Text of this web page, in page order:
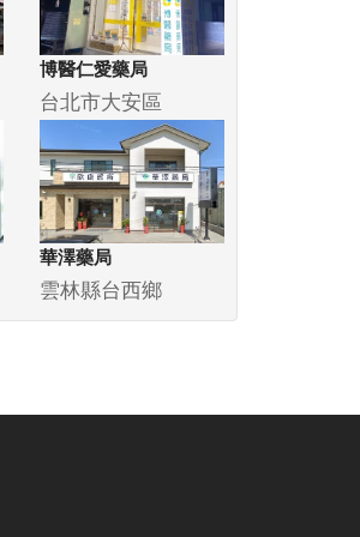
博醫仁愛藥局
台北市大安區
華澤藥局
雲林縣台西鄉